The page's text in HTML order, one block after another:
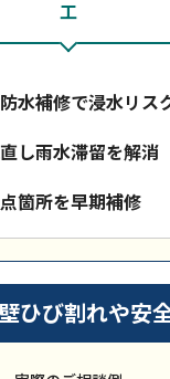
工
水補修で浸水リス
し雨水滞留を解消
箇所を早期補修
ひび割れや安